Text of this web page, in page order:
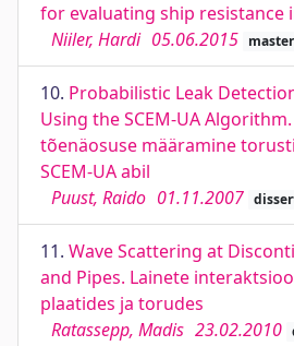
for evaluating ship resistance
Niiler, Hardi 05.06.2015
10. Probabilistic Leak
Using the SCEM-UA
tõenäosuse määramine
SCEM-UA abil
Puust, Raido 01.11.2007
11. Wave Scattering at
and Pipes. Lainete
plaatides ja torudes
Ratassepp, Madis 23.02.2010